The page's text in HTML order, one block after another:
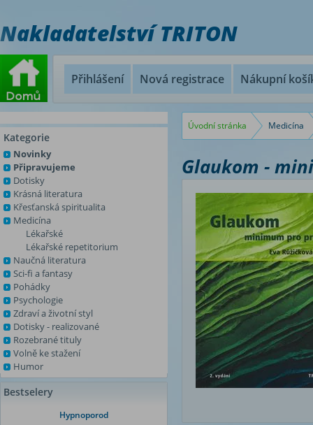
Nakladatelství TRITON
Přihlášení Nová registrace Nákupní
Kategorie
Novinky
Připravujeme
Dotisky
Krásná literatura
Křesťanská spiritualita
Medicína
Lékařské
Lékařské repetitorium
Naučná literatura
Sci-fi a fantasy
Pohádky
Psychologie
Zdraví a životní styl
Dotisky - realizované
Rozebrané tituly
Volně ke stažení
Humor
Bestselery
Hypnoporod
Úvodní stránka Medicína
Glaukom -